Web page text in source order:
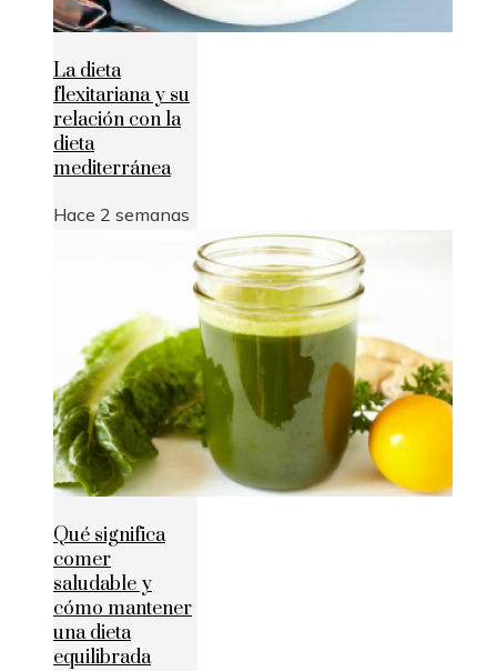
La dieta
flexitariana y su
relación con la
dieta
mediterránea
Hace 2 semanas
Qué significa
comer
saludable y
cómo mantener
una dieta
equilibrada